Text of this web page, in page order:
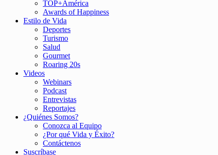
TOP+América
Awards of Happiness
Estilo de Vida
Deportes
Turismo
Salud
Gourmet
Roaring 20s
Videos
Webinars
Podcast
Entrevistas
Reportajes
¿Quiénes Somos?
Conozca al Equipo
¿Por qué Vida y Éxito?
Contáctenos
Suscríbase